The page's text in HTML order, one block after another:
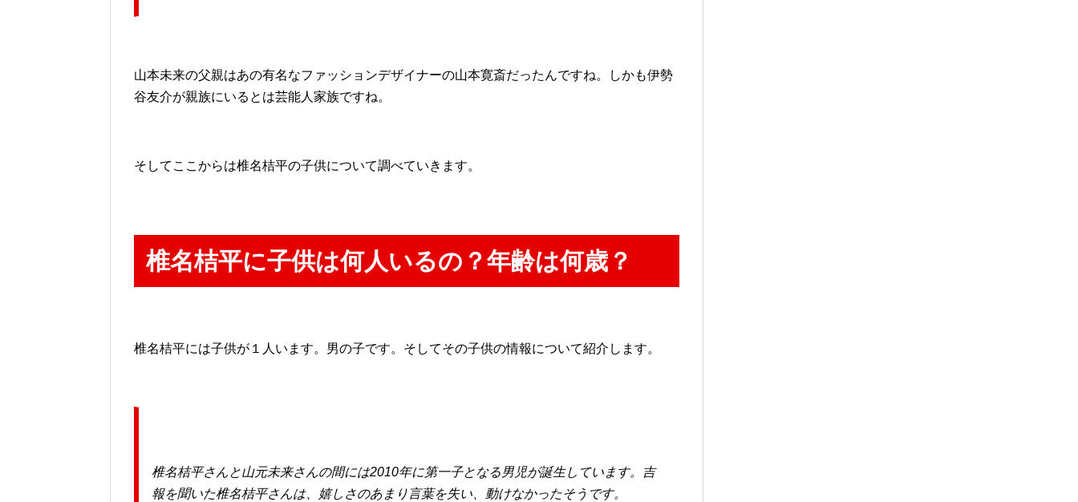
山本未来の父親はあの有名なファッションデザイナーの山本寛斎だったんですね。しかも伊勢
谷友介が親族にいるとは芸能人家族ですね。
そしてここからは椎名桔平の子供について調べていきます。
椎名桔平に子供は何人いるの？年齢は何歳？
椎名桔平には子供が１人います。男の子です。そしてその子供の情報について紹介します。
椎名桔平さんと山元未来さんの間には2010年に第一子となる男児が誕生しています。吉
報を聞いた椎名桔平さんは、嬉しさのあまり言葉を失い、動けなかったそうです。